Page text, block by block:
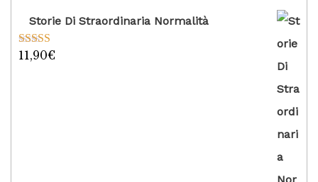
Storie Di Straordinaria Normalità
Valutato
11,90€